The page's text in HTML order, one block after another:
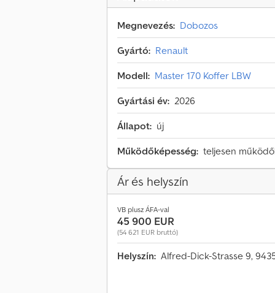
Megnevezés: Dobozos
Gyártó: Renault
Modell: Master 170 Koffer LBW
Gyártási év: 2026
Állapot: új
Működőképesség: teljesen
Ár és helyszín
VB plusz ÁFA-val
45 900 EUR
(54 621 EUR bruttó)
Helyszín: Alfred-Dick-Strasse 9,